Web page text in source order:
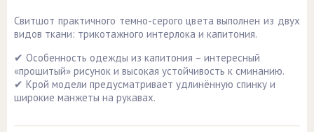
Свитшот практичного темно-серого цвета выполнен из двух
видов ткани: трикотажного интерлока и капитония.
✔ Особенность одежды из капитония – интересный
«прошитый» рисунок и высокая устойчивость к сминанию.
✔ Крой модели предусматривает удлинённую спинку и
широкие манжеты на рукавах.